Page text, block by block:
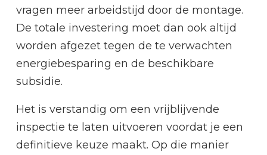
vragen meer arbeidstijd door de montage.
De totale investering moet dan ook altijd
worden afgezet tegen de te verwachten
energiebesparing en de beschikbare
subsidie.
Het is verstandig om een vrijblijvende
inspectie te laten uitvoeren voordat je een
definitieve keuze maakt. Op die manier